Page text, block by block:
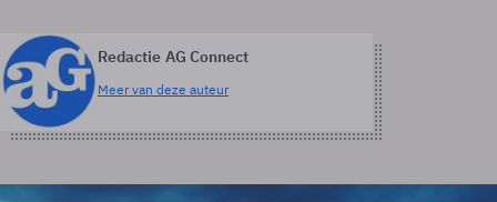
Redactie AG Connect
Meer van deze auteur